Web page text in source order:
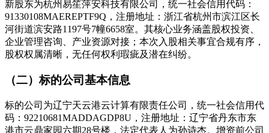
新股东为杭州易笙萍安科技有限公司，统一社会信用代码：
91330108MAEREPTF9Q，注册地址：浙江省杭州市滨江区长
河街道滨安路1197号7幢6658室。其核心业务涵盖股权投资、
企业管理咨询、产业资源对接；本次入股相关事宜合规有序，
股权权属清晰，无任何权利瑕疵及潜在纠纷。
（二）标的公司基本信息
标的公司为辽宁天云港云计算有限责任公司，统一社会信用代
码：92210681MADDAGDP8U，注册地址：辽宁省丹东市东
港市云鼎家园六期28号楼，法定代表人为孙诗杰。增资前公司